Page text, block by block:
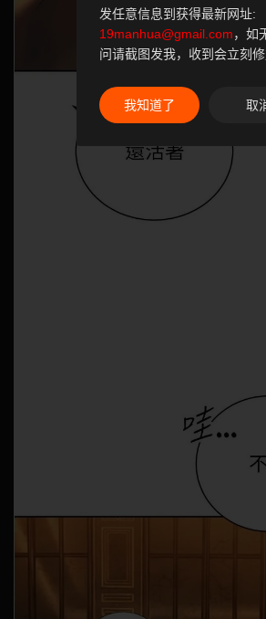
发任意信息到获得最新网址:
19manhua@gmail.com，如
问请截图发我，收到会立刻修
我知道了 取